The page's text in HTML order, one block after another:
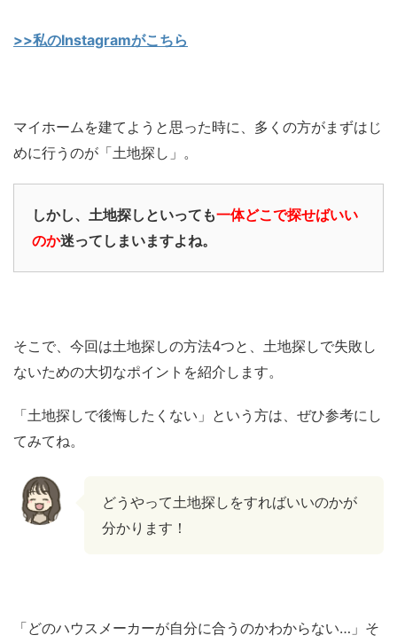
>>私のInstagramがこちら
マイホームを建てようと思った時に、多くの方がまずはじ
めに行うのが「土地探し」。
しかし、土地探しといっても一体どこで探せばいい
のか迷ってしまいますよね。
そこで、今回は土地探しの方法4つと、土地探しで失敗し
ないための大切なポイントを紹介します。
「土地探しで後悔したくない」という方は、ぜひ参考にし
てみてね。
どうやって土地探しをすればいいのかが
分かります！
「どのハウスメーカーが自分に合うのかわからない…」そ